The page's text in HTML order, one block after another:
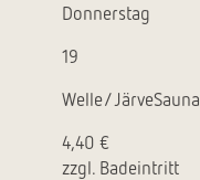
Donnerstag
19
Welle/JärveSauna
4,40 €
zzgl. Badeintritt